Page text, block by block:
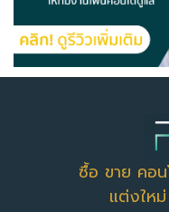
ซื้อ ขาย คอ
แต่งให